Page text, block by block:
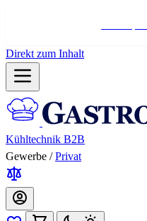
Direkt zum Inhalt
Kühltechnik B2B
Gewerbe / Privat